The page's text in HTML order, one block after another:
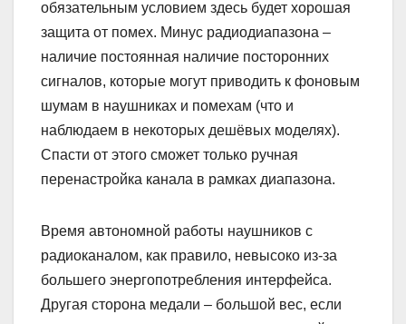
обязательным условием здесь будет хорошая
защита от помех. Минус радиодиапазона –
наличие постоянная наличие посторонних
сигналов, которые могут приводить к фоновым
шумам в наушниках и помехам (что и
наблюдаем в некоторых дешёвых моделях).
Спасти от этого сможет только ручная
перенастройка канала в рамках диапазона.
Время автономной работы наушников с
радиоканалом, как правило, невысоко из-за
большего энергопотребления интерфейса.
Другая сторона медали – большой вес, если